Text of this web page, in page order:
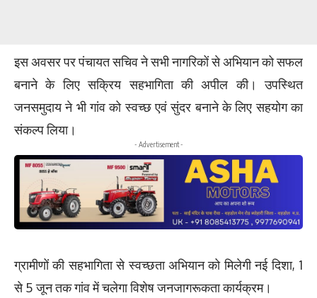
इस अवसर पर पंचायत सचिव ने सभी नागरिकों से अभियान को सफल
बनाने के लिए सक्रिय सहभागिता की अपील की। उपस्थित
जनसमुदाय ने भी गांव को स्वच्छ एवं सुंदर बनाने के लिए सहयोग का
संकल्प लिया।
- Advertisement -
ग्रामीणों की सहभागिता से स्वच्छता अभियान को मिलेगी नई दिशा, 1
से 5 जून तक गांव में चलेगा विशेष जनजागरूकता कार्यक्रम।